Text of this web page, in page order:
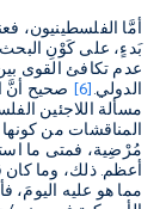
أمَّا الفلسطينيون،
بَدءٍ، على كَوْنِ
عدم تكافئ القوى
الدولي.[6] صحيح أنَّ
مسألة اللاجئين
المناقشات من كونها
مُرْضِية، فمتى ما
أعظم. ذلك، وما كان
مما هو عليه اليومَ،